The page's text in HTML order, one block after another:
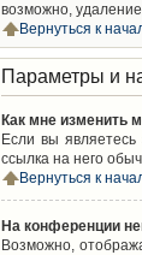
возможно,
Вернуться к
Параметры и
Как мне изменить
Если вы
ссылка на него
Вернуться к
На конференции
Возможно,